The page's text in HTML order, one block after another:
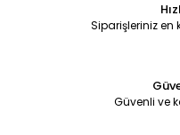
Siparişleriniz en
Güvenli ve